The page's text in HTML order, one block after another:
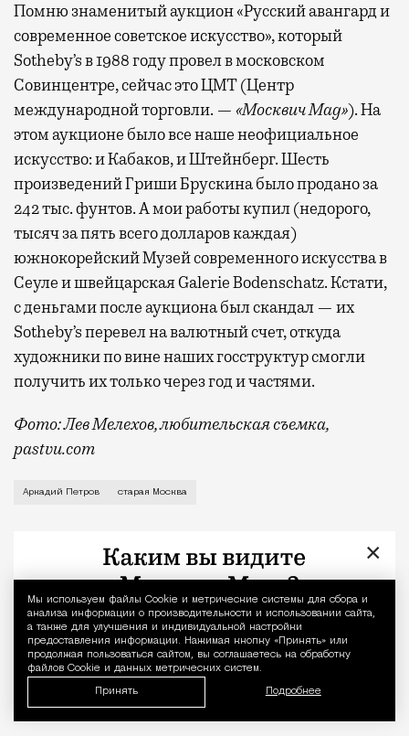
Помню знаменитый аукцион «Русский авангард и
современное советское искусство», который
Sotheby’s в 1988 году провел в московском
Совинцентре, сейчас это ЦМТ (Центр
международной торговли. — «Москвич Mag»). На
этом аукционе было все наше неофициальное
искусство: и Кабаков, и Штейнберг. Шесть
произведений Гриши Брускина было продано за
242 тыс. фунтов. А мои работы купил (недорого,
тысяч за пять всего долларов каждая)
южнокорейский Музей современного искусства в
Сеуле и швейцарская Galerie Bodenschatz. Кстати,
с деньгами после аукциона был скандал — их
Sotheby’s перевел на валютный счет, откуда
художники по вине наших госструктур смогли
получить их только через год и частями.
Фото: Лев Мелехов, любительская съемка,
pastvu.com
О своей мастерской в Сивцевом
Аркадий Петров старая Москва
Уведомление
Мы используем файлы Сookie и метрические системы для сбора и
анализа информации о производительности и использовании сайта,
а также для улучшения и индивидуальной настройки
предоставления информации. Нажимая кнопку «Принять» или
продолжая пользоваться сайтом, вы соглашаетесь на обработку
файлов Cookie и данных метрических систем.
Принять Подробнее
×